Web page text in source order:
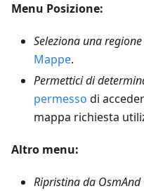
Menu Posizione:
Seleziona una
Mappe.
Permettici di
permesso di
mappa richiesta
Altro menu:
Ripristina da OsmAnd